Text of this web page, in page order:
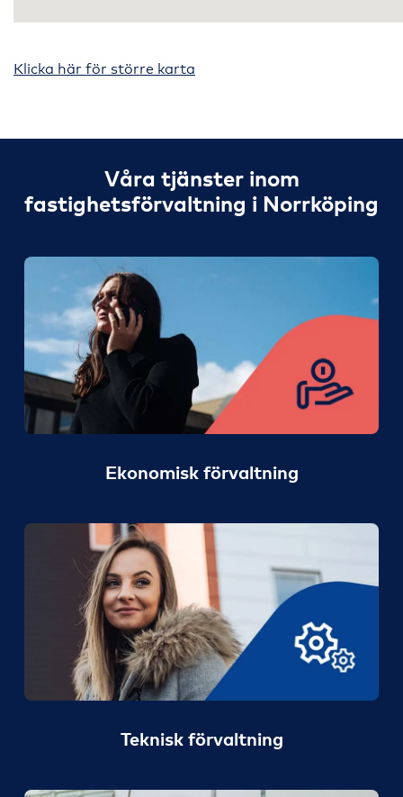
Klicka här för större karta
Våra tjänster inom
fastighetsförvaltning i Norrköping
Ekonomisk förvaltning
Teknisk förvaltning